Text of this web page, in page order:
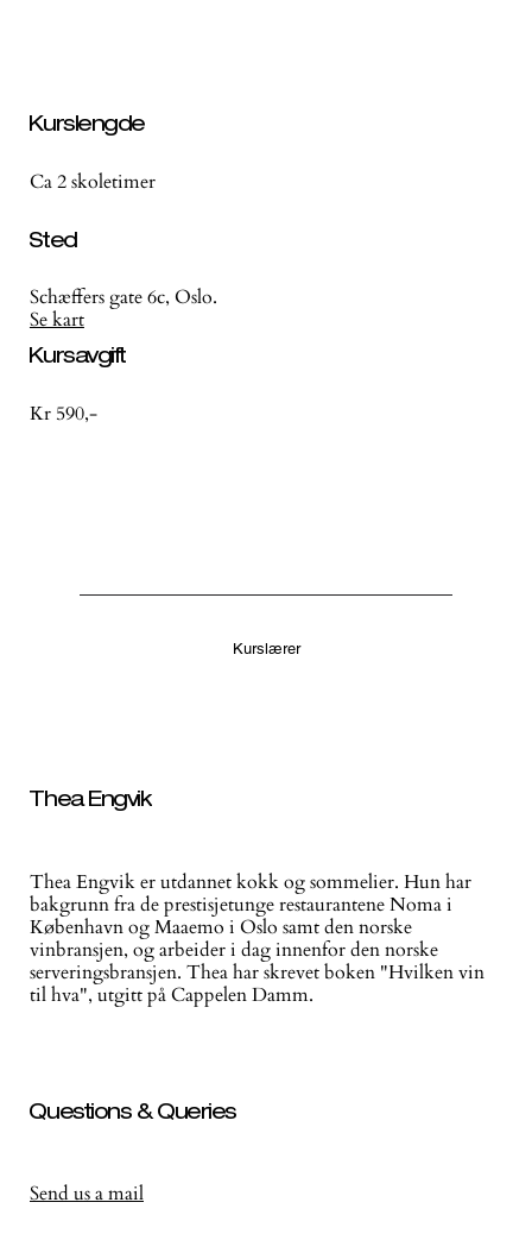
Kurslengde
Ca 2 skoletimer
Sted
Schæffers gate 6c, Oslo.
Se kart
Kursavgift
Kr 590,-
Kurslærer
Thea Engvik
Thea Engvik er utdannet kokk og sommelier. Hun har
bakgrunn fra de prestisjetunge restaurantene Noma i
København og Maaemo i Oslo samt den norske
vinbransjen, og arbeider i dag innenfor den norske
serveringsbransjen. Thea har skrevet boken "Hvilken vin
til hva", utgitt på Cappelen Damm.
Questions & Queries
Send us a mail